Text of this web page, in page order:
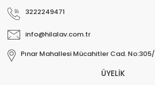
3222249471
info@hilalav.com.tr
Pınar Mahallesi Mücahitler Cad.
ÜYELİK